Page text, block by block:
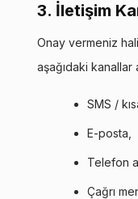
3. İletişim
Onay vermeniz
aşağıdaki kanallar
SMS /
E-posta,
Telefon
Çağrı